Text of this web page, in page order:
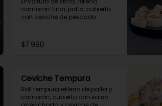
camarón furai, palta, cubierto
con ceviche de pescado.
$7.990
Ceviche Tempura
Roll tempura relleno de palta y
camarón, cubierto con salsa